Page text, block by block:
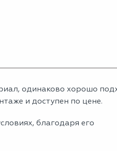
одинаково хорошо
и доступен по цене.
благодаря его